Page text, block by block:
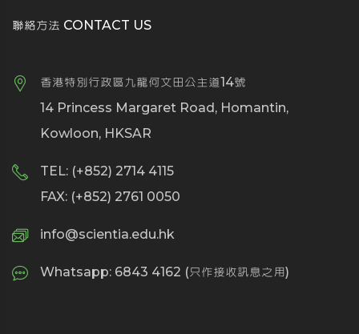
聯絡方法 CONTACT US
香港特別行政區九龍何文田公主道14號
14 Princess Margaret Road, Homantin,
Kowloon, HKSAR
TEL: (+852) 2714 4115
FAX: (+852) 2761 0050
info@scientia.edu.hk
Whatsapp: 6843 4162 (只作接收訊息之用)